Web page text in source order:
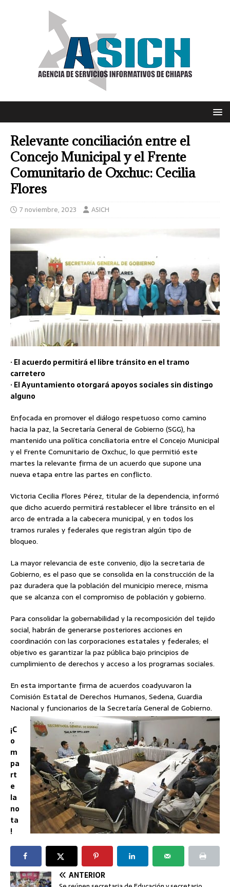
Relevante conciliación entre el
Concejo Municipal y el Frente
Comunitario de Oxchuc: Cecilia
Flores
7 noviembre, 2023 ASICH
· El acuerdo permitirá el libre tránsito en el tramo
carretero
· El Ayuntamiento otorgará apoyos sociales sin distingo
alguno
Enfocada en promover el diálogo respetuoso como camino
hacia la paz, la Secretaría General de Gobierno (SGG), ha
mantenido una política conciliatoria entre el Concejo Municipal
y el Frente Comunitario de Oxchuc, lo que permitió este
martes la relevante firma de un acuerdo que supone una
nueva etapa entre las partes en conflicto.
Victoria Cecilia Flores Pérez, titular de la dependencia, informó
que dicho acuerdo permitirá restablecer el libre tránsito en el
arco de entrada a la cabecera municipal, y en todos los
tramos rurales y federales que registran algún tipo de
bloqueo.
La mayor relevancia de este convenio, dijo la secretaria de
Gobierno, es el paso que se consolida en la construcción de la
paz duradera que la población del municipio merece, misma
que se alcanza con el compromiso de población y gobierno.
Para consolidar la gobernabilidad y la recomposición del tejido
social, habrán de generarse posteriores acciones en
coordinación con las corporaciones estatales y federales; el
objetivo es garantizar la paz pública bajo principios de
cumplimiento de derechos y acceso a los programas sociales.
En esta importante firma de acuerdos coadyuvaron la
Comisión Estatal de Derechos Humanos, Sedena, Guardia
Nacional y funcionarios de la Secretaría General de Gobierno.
¡C
o
m
pa
rt
e
la
no
ta
!
ANTERIOR